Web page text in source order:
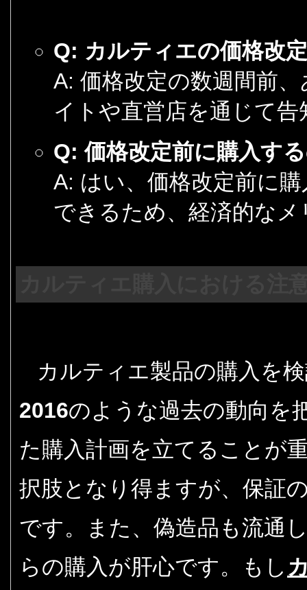
Q: カルティエの価格改
A: 価格改定の数週間前
イトや直営店を通じて
Q: 価格改定前に購入す
A: はい、価格改定前に
できるため、経済的な
カルティエ製品の購入を
2016のような過去の動向を
た購入計画を立てることが
択肢となり得ますが、保証
です。また、偽造品も流通
らの購入が肝心です。もし